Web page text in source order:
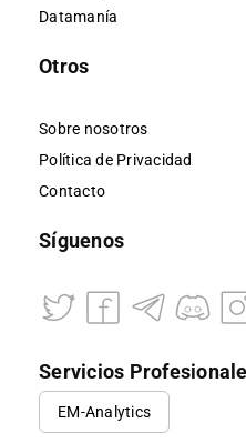
Datamanía
Otros
Sobre nosotros
Política de Privacidad
Contacto
Síguenos
Servicios
EM-Analytics